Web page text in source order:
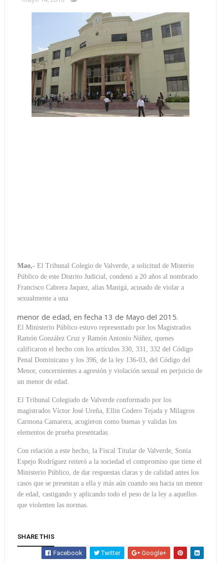
Mao,- El Tribunal Colegio de Valverde, a solicitud de Misterio
Público de este Distrito Judicial, condenó a 20 años al nombrado
Francisco Cabrera Jaquez, alias Manigá, acusado de violar a
sexualmente a una
menor de edad, en fecha 13 de Mayo del 2015.
El Ministerio Público estuvo representado por los Magistrados
Ramón González Cruz y Ramón Antonio Núñez, quenes
calificaron el hecho con los artículos 330, 331, 332 del Código
Penal Dominicano y los 396, de la ley 136-03, del Código del
Menor, concernientes a agresión y violación sexual en perjuicio de
un menor de edad.
El Tribunal Colegiado de Valverde conformado por los
magistrados Víctor José Ureña, Ellin Codero Tejada y Milagros
Carmona Camarera, acogieron como buenas y validas los
elementos de prueba presentadas.
Con relación a este hecho, la Fiscal Titular de Valverde, Sonia
Espejo Rodríguez reiteró a la sociedad el compromiso que tiene el
Ministerio Público, de dar respuestas claras y de calidad antes los
casos que se presentan a ella y más aún cuando sea hacia un menor
de edad, castigando y aplicando todo el peso de la ley a aquellos
que violenten las normas.
SHARE THIS
Facebook Twitter Google+